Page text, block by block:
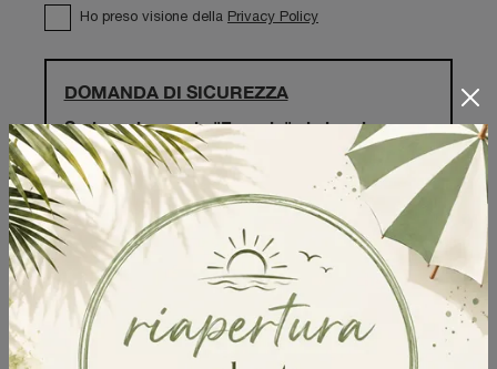
Sfoglia i cataloghi
Ho preso visione della Privacy Policy
DOMANDA DI SICUREZZA
Scrivere la parola "Fragole" al singolare
Invia